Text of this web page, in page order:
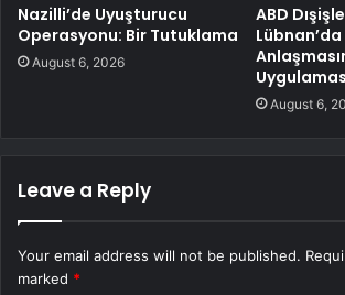
Nazilli’de Uyuşturucu
Operasyonu: Bir Tutuklama
August 6, 2026
ABD
August 6,
Leave a Reply
Your email address will not be published.
marked *